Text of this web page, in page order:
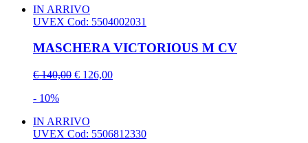
IN ARRIVO
UVEX Cod: 5504002031
MASCHERA VICTORIOUS M CV
€ 140,00 € 126,00
- 10%
IN ARRIVO
UVEX Cod: 5506812330